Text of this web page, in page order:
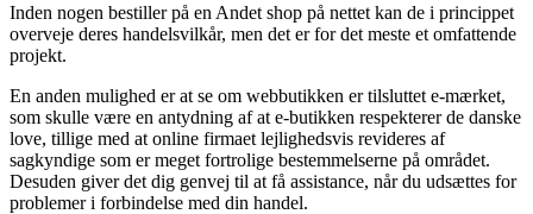
Inden nogen bestiller på en Andet shop på nettet kan de i princippet
overveje deres handelsvilkår, men det er for det meste et omfattende
projekt.
En anden mulighed er at se om webbutikken er tilsluttet e-mærket,
som skulle være en antydning af at e-butikken respekterer de danske
love, tillige med at online firmaet lejlighedsvis revideres af
sagkyndige som er meget fortrolige bestemmelserne på området.
Desuden giver det dig genvej til at få assistance, når du udsættes for
problemer i forbindelse med din handel.